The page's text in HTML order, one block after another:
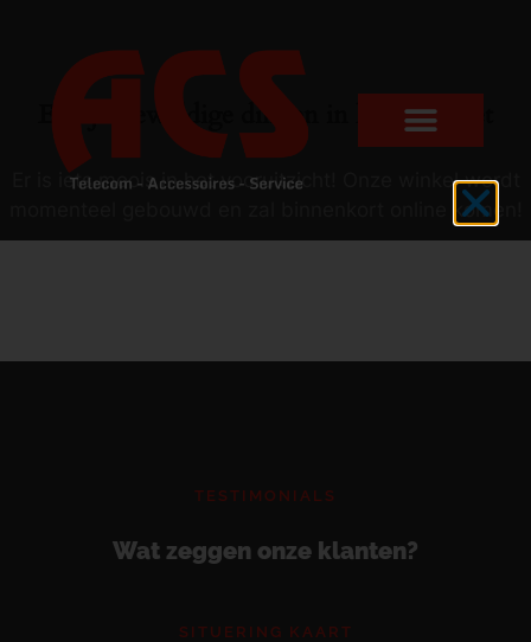
Er zijn geweldige dingen in het verschiet
Er is iets moois in het vooruitzicht! Onze winkel wordt
momenteel gebouwd en zal binnenkort online komen!
TESTIMONIALS
Wat zeggen onze klanten?
SITUERING KAART